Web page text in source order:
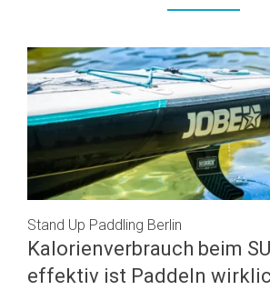
Stand Up Paddling Berlin
Kalorienverbrauch beim
effektiv ist Paddeln